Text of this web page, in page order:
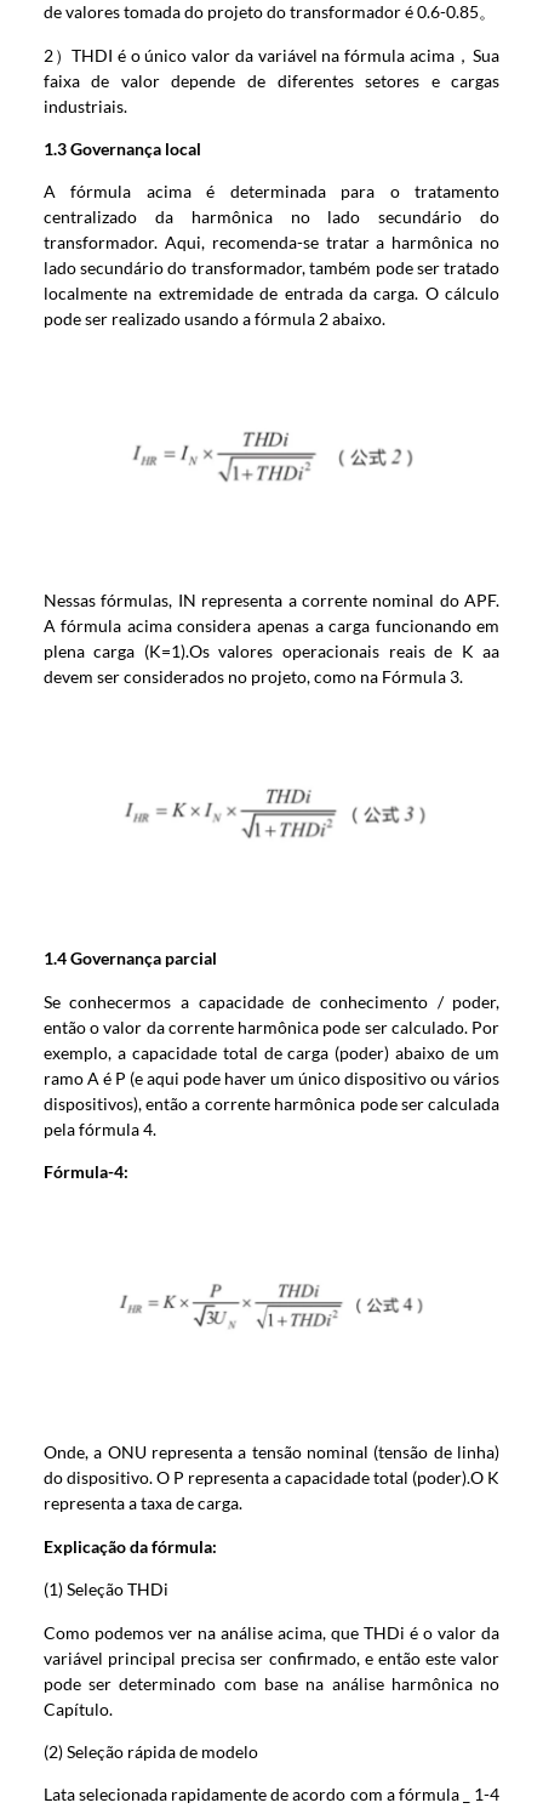
de valores tomada do projeto do transformador é 0.6-0.85。
2）THDI é o único valor da variável na fórmula acima，Sua
faixa de valor depende de diferentes setores e cargas
industriais.
1.3 Governança local
A fórmula acima é determinada para o tratamento
centralizado da harmônica no lado secundário do
transformador. Aqui, recomenda-se tratar a harmônica no
lado secundário do transformador, também pode ser tratado
localmente na extremidade de entrada da carga. O cálculo
pode ser realizado usando a fórmula 2 abaixo.
Nessas fórmulas, IN representa a corrente nominal do APF.
A fórmula acima considera apenas a carga funcionando em
plena carga (K=1).Os valores operacionais reais de K aa
devem ser considerados no projeto, como na Fórmula 3.
1.4Governança parcial
Se conhecermos a capacidade de conhecimento / poder,
então o valor da corrente harmônica pode ser calculado. Por
exemplo, a capacidade total de carga (poder) abaixo de um
ramo A é P (e aqui pode haver um único dispositivo ou vários
dispositivos), então a corrente harmônica pode ser calculada
pela fórmula 4.
Fórmula-4:
Onde, a ONU representa a tensão nominal (tensão de linha)
do dispositivo. O P representa a capacidade total (poder).O K
representa a taxa de carga.
Explicação da fórmula:
(1) Seleção THDi
Como podemos ver na análise acima, que THDi é o valor da
variável principal precisa ser confirmado, e então este valor
pode ser determinado com base na análise harmônica no
Capítulo.
(2) Seleção rápida de modelo
Lata selecionada rapidamente de acordo com a fórmula _ 1-4